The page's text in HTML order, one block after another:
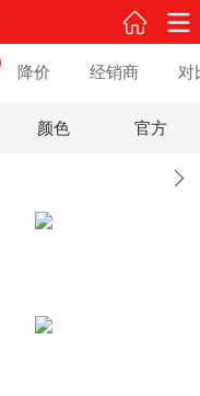
降价 经销商 对
颜色 官方